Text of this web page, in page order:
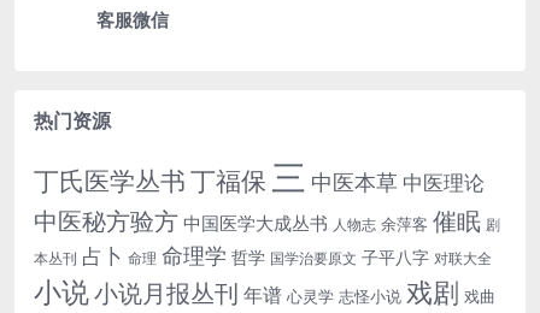
客服微信
热门资源
丁氏医学丛书丁福保 三 中医本草 中医理论
中医秘方验方 中国医学大成丛书 人物志 余萍客 催眠 剧
本丛刊 占卜 命理 命理学 哲学 国学治要原文 子平八字 对联大全
小说小说月报丛刊 年谱 心灵学 志怪小说 戏剧 戏曲